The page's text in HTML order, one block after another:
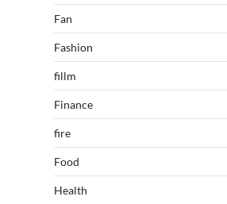
Fan
Fashion
fillm
Finance
fire
Food
Health